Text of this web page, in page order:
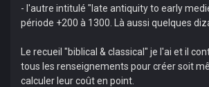
- l'autre intitulé "late antiquity to early
période +200 à 1300. Là aussi quelques
Le recueil "biblical & classical" je l'ai et il
tous les renseignements pour créer soit
calculer leur coût en point.